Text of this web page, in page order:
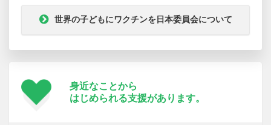
世界の子どもにワクチンを日本委員会について
身近なことから
はじめられる支援があります。